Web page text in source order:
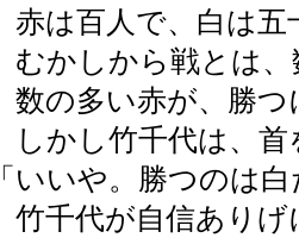
赤は百人で、白は五
むかしから戦とは、
数の多い赤が、勝つ
しかし竹千代は、首
「いいや。勝つのは
竹千代が自信ありげ